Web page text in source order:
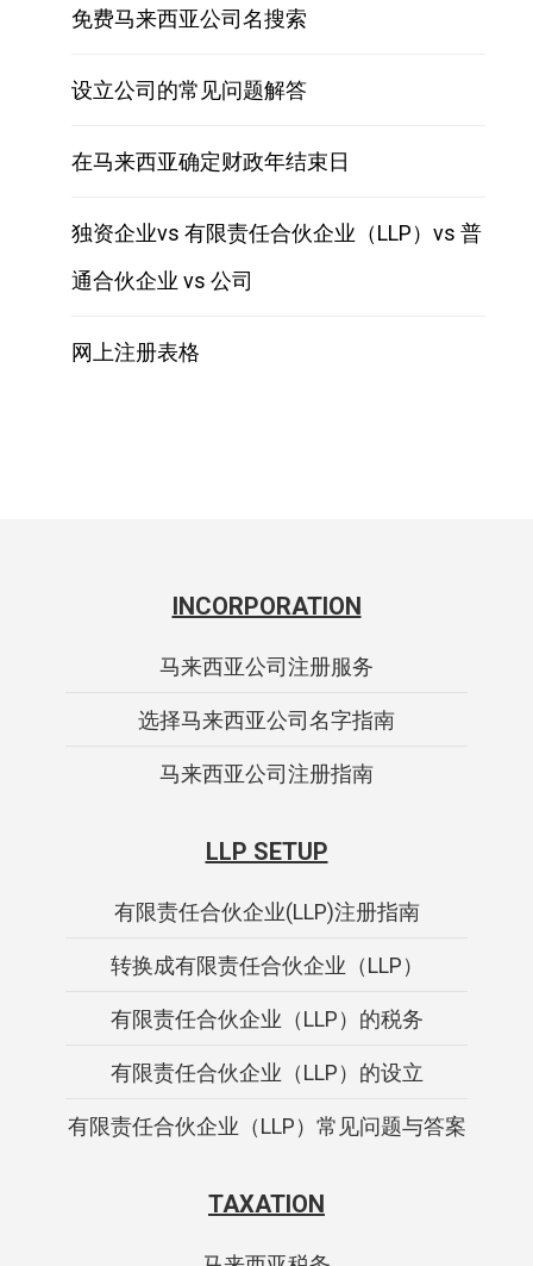
免费马来西亚公司名搜索
设立公司的常见问题解答
在马来西亚确定财政年结束日
独资企业vs 有限责任合伙企业（LLP）vs 普
通合伙企业 vs 公司
网上注册表格
INCORPORATION
马来西亚公司注册服务
选择马来西亚公司名字指南
马来西亚公司注册指南
LLP SETUP
有限责任合伙企业(LLP)注册指南
转换成有限责任合伙企业（LLP）
有限责任合伙企业（LLP）的税务
有限责任合伙企业（LLP）的设立
有限责任合伙企业（LLP）常见问题与答案
TAXATION